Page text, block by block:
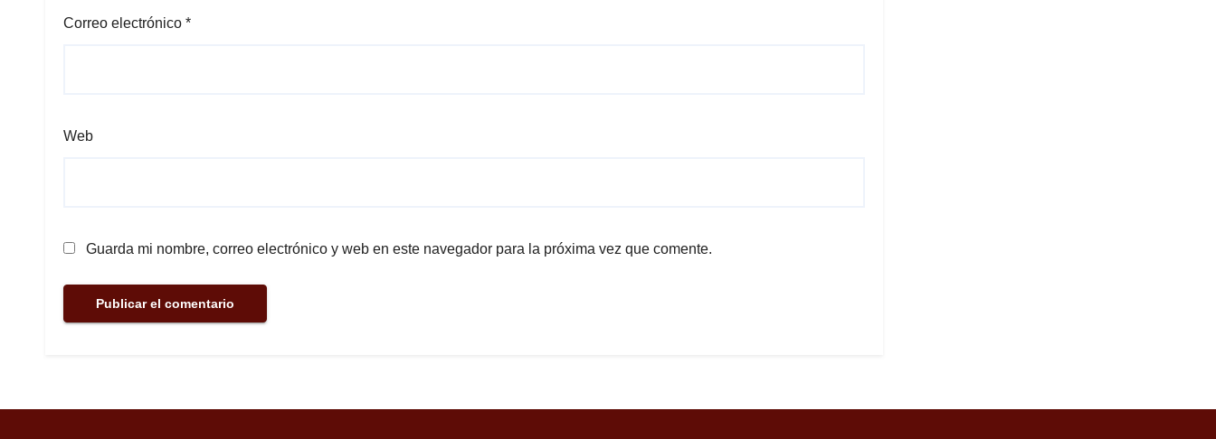
Correo electrónico *
Web
Guarda mi nombre, correo electrónico y web en este navegador para la próxima vez que comente.